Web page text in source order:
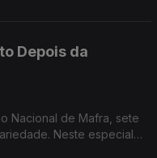
Depois da
Nacional de Mafra, sete
Neste especial